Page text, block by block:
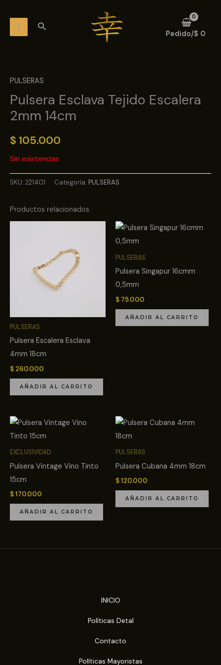
contenidoMENUBuscar
Pedido/$ 0
PULSERAS
Pulsera Esclava Tejido Escalera
2mm 14cm
$ 105.000
Sin existencias
SKU: 221401 Categoría: PULSERAS
Productos relacionados
PULSERAS
Pulsera Escalera Esclava
4mm 18cm
$ 260.000
AÑADIR AL CARRITO
PULSERAS
Pulsera Singapur 16cmm
0,5mm
$ 75.000
AÑADIR AL CARRITO
EXCLUSIVIDAD
Pulsera Vintage Vino Tinto
15cm
$170.000
AÑADIR AL CARRITO
PULSERAS
Pulsera Cubana 4mm 18cm
$120.000
AÑADIR AL CARRITO
INICIO
Políticas Detal
Contacto
Políticas Mayoristas